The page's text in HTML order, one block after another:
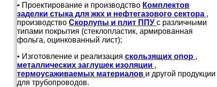
• Проектирование и производство Комплектов
заделки стыка для жкх и нефтегазового сектора ,
производство Скорлупы и плит ППУ с различными
типами покрытия (стеклопластик, армированная
фольга, оцинкованный лист);
• Изготовление и реализация скользящих опор ,
металлических заглушек изоляции ,
термоусаживаемых материалов и другой продукции
для трубопроводов.